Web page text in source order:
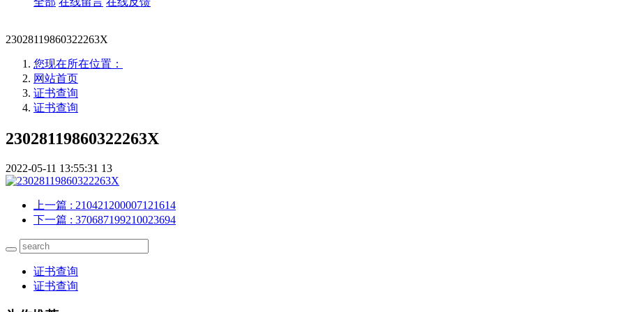
23028119860322263X
您现在所在位置：
网站首页
证书查询
证书查询
23028119860322263X
2022-05-11 13:55:31 13
上一篇 : 210421200007121614
下一篇 : 370687199210023694
证书查询
证书查询